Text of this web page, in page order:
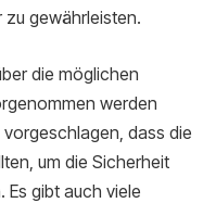
zu gewährleisten.
die möglichen
werden
dass die
um die Sicherheit
Es gibt auch viele